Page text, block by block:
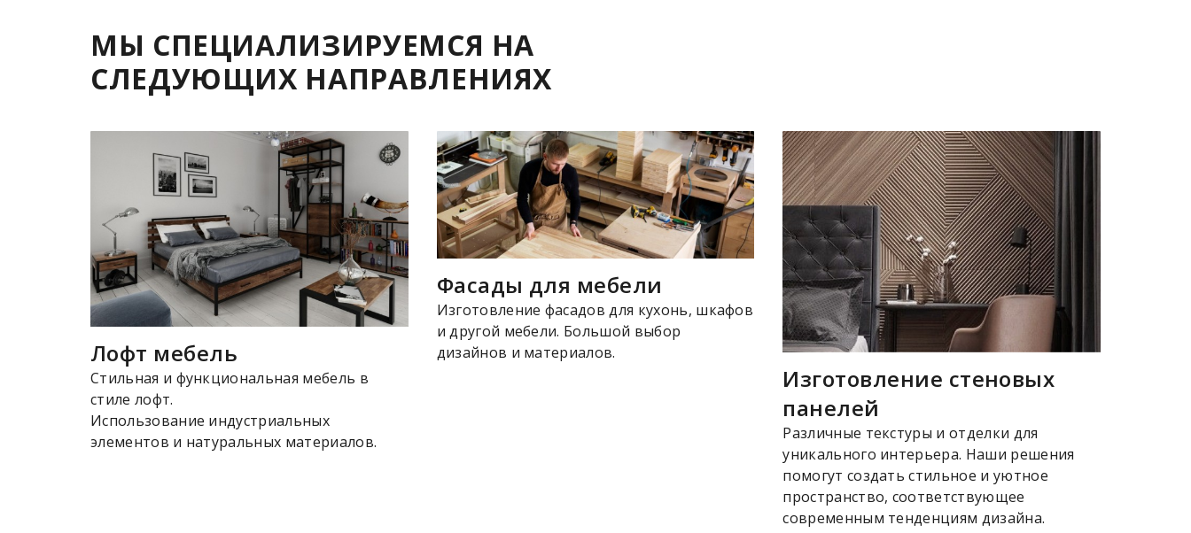
МЫ СПЕЦИАЛИЗИРУЕМСЯ НА
СЛЕДУЮЩИХ НАПРАВЛЕНИЯХ
Лофт мебель
Стильная и функциональная мебель в
стиле лофт.
Использование индустриальных
элементов и натуральных материалов.
Фасады для мебели
Изготовление фасадов для кухонь, шкафов
и другой мебели. Большой выбор
дизайнов и материалов.
Изготовление стеновых
панелей
Различные текстуры и отделки для
уникального интерьера. Наши решения
помогут создать стильное и уютное
пространство, соответствующее
современным тенденциям дизайна.